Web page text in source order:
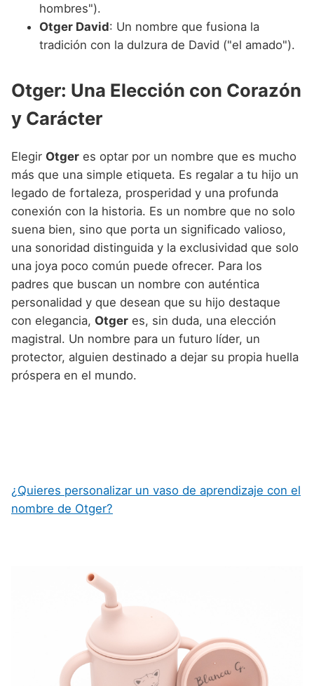
hombres").
Otger David: Un nombre que fusiona la
tradición con la dulzura de David ("el amado").
Otger: Una Elección con Corazón
y Carácter
Elegir Otger es optar por un nombre que es mucho
más que una simple etiqueta. Es regalar a tu hijo un
legado de fortaleza, prosperidad y una profunda
conexión con la historia. Es un nombre que no solo
suena bien, sino que porta un significado valioso,
una sonoridad distinguida y la exclusividad que solo
una joya poco común puede ofrecer. Para los
padres que buscan un nombre con auténtica
personalidad y que desean que su hijo destaque
con elegancia, Otger es, sin duda, una elección
magistral. Un nombre para un futuro líder, un
protector, alguien destinado a dejar su propia huella
próspera en el mundo.
¿Quieres personalizar un vaso de aprendizaje con el
nombre de Otger?